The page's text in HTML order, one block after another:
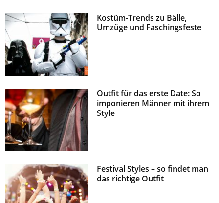
Kostüm-Trends zu Bälle,
Umzüge und Faschingsfeste
Outfit für das erste Date: So
imponieren Männer mit ihrem
Style
Festival Styles – so findet man
das richtige Outfit